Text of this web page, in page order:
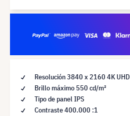
Resolución 3840 x 2160 4K UHD
Brillo máximo 550 cd/m²
Tipo de panel IPS
Contraste 400.000 :1